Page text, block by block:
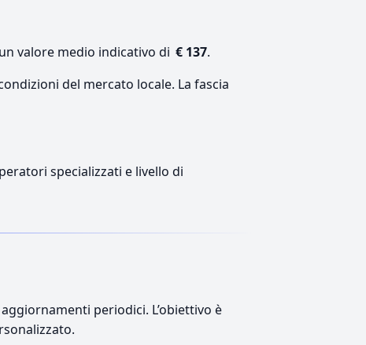
valore medio indicativo di € 137.
del mercato locale. La fascia
specializzati e livello di
periodici. L’obiettivo è